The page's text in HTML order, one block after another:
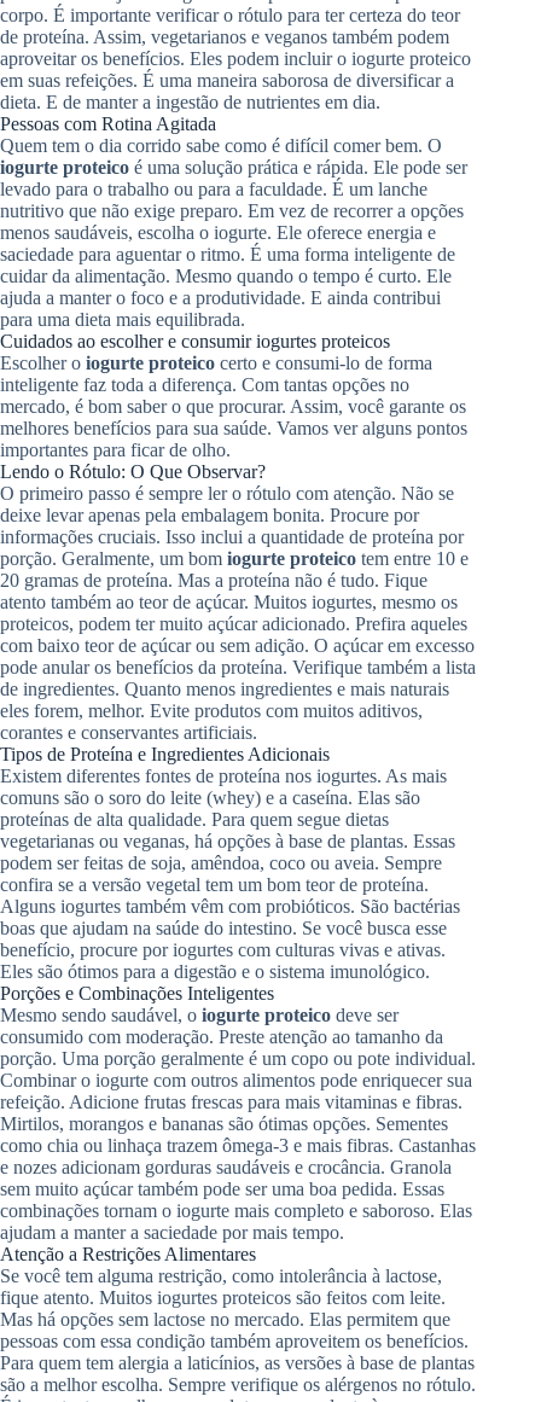
corpo. É importante verificar o rótulo para ter certeza do teor
de proteína. Assim, vegetarianos e veganos também podem
aproveitar os benefícios. Eles podem incluir o iogurte proteico
em suas refeições. É uma maneira saborosa de diversificar a
dieta. E de manter a ingestão de nutrientes em dia.
Pessoas com Rotina Agitada
Quem tem o dia corrido sabe como é difícil comer bem. O
iogurte proteico é uma solução prática e rápida. Ele pode ser
levado para o trabalho ou para a faculdade. É um lanche
nutritivo que não exige preparo. Em vez de recorrer a opções
menos saudáveis, escolha o iogurte. Ele oferece energia e
saciedade para aguentar o ritmo. É uma forma inteligente de
cuidar da alimentação. Mesmo quando o tempo é curto. Ele
ajuda a manter o foco e a produtividade. E ainda contribui
para uma dieta mais equilibrada.
Cuidados ao escolher e consumir iogurtes proteicos
Escolher o iogurte proteico certo e consumi-lo de forma
inteligente faz toda a diferença. Com tantas opções no
mercado, é bom saber o que procurar. Assim, você garante os
melhores benefícios para sua saúde. Vamos ver alguns pontos
importantes para ficar de olho.
Lendo o Rótulo: O Que Observar?
O primeiro passo é sempre ler o rótulo com atenção. Não se
deixe levar apenas pela embalagem bonita. Procure por
informações cruciais. Isso inclui a quantidade de proteína por
porção. Geralmente, um bom iogurte proteico tem entre 10 e
20 gramas de proteína. Mas a proteína não é tudo. Fique
atento também ao teor de açúcar. Muitos iogurtes, mesmo os
proteicos, podem ter muito açúcar adicionado. Prefira aqueles
com baixo teor de açúcar ou sem adição. O açúcar em excesso
pode anular os benefícios da proteína. Verifique também a lista
de ingredientes. Quanto menos ingredientes e mais naturais
eles forem, melhor. Evite produtos com muitos aditivos,
corantes e conservantes artificiais.
Tipos de Proteína e Ingredientes Adicionais
Existem diferentes fontes de proteína nos iogurtes. As mais
comuns são o soro do leite (whey) e a caseína. Elas são
proteínas de alta qualidade. Para quem segue dietas
vegetarianas ou veganas, há opções à base de plantas. Essas
podem ser feitas de soja, amêndoa, coco ou aveia. Sempre
confira se a versão vegetal tem um bom teor de proteína.
Alguns iogurtes também vêm com probióticos. São bactérias
boas que ajudam na saúde do intestino. Se você busca esse
benefício, procure por iogurtes com culturas vivas e ativas.
Eles são ótimos para a digestão e o sistema imunológico.
Porções e Combinações Inteligentes
Mesmo sendo saudável, o iogurte proteico deve ser
consumido com moderação. Preste atenção ao tamanho da
porção. Uma porção geralmente é um copo ou pote individual.
Combinar o iogurte com outros alimentos pode enriquecer sua
refeição. Adicione frutas frescas para mais vitaminas e fibras.
Mirtilos, morangos e bananas são ótimas opções. Sementes
como chia ou linhaça trazem ômega-3 e mais fibras. Castanhas
e nozes adicionam gorduras saudáveis e crocância. Granola
sem muito açúcar também pode ser uma boa pedida. Essas
combinações tornam o iogurte mais completo e saboroso. Elas
ajudam a manter a saciedade por mais tempo.
Atenção a Restrições Alimentares
Se você tem alguma restrição, como intolerância à lactose,
fique atento. Muitos iogurtes proteicos são feitos com leite.
Mas há opções sem lactose no mercado. Elas permitem que
pessoas com essa condição também aproveitem os benefícios.
Para quem tem alergia a laticínios, as versões à base de plantas
são a melhor escolha. Sempre verifique os alérgenos no rótulo.